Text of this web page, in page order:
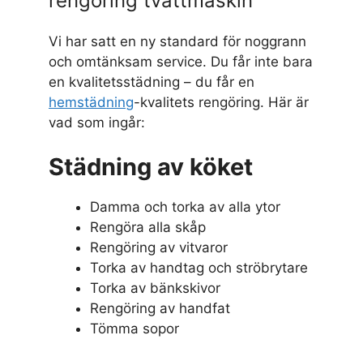
Vi har satt en ny standard för noggrann
och omtänksam service. Du får inte bara
en kvalitetsstädning – du får en
hemstädning-kvalitets rengöring. Här är
vad som ingår:
Städning av köket
Damma och torka av alla ytor
Rengöra alla skåp
Rengöring av vitvaror
Torka av handtag och ströbrytare
Torka av bänkskivor
Rengöring av handfat
Tömma sopor